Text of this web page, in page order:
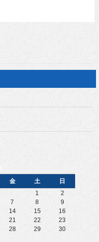
金 土 日
1
2
7 8
9
14 15
16
21 22
23
28 29
30